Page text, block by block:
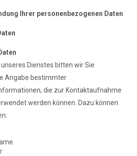
Ihrer personenbezogenen Daten
Dienstes bitten wir Sie
Angabe bestimmter
die zur Kontaktaufnahme
werden können. Dazu können